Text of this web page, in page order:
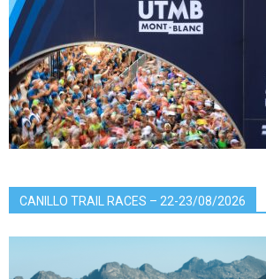
CANILLO TRAIL RACES – 22-23/08/2026